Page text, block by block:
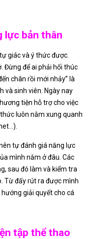
lực bản thân
giác và ý thức được.
Đừng để ai phải hối thúc
chân rồi mới nhảy” là
và sinh viên. Ngày nay
tiện hỗ trợ cho việc
luôn nằm xung quanh
tự đánh giá năng lực
mình nằm ở đâu. Các
sau đó làm và kiểm tra
Từ đấy rút ra được mình
giải quyết cho cá
tập thể thao